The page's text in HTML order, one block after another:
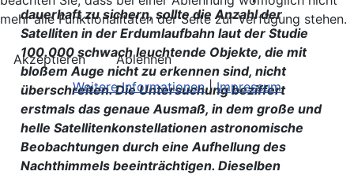
dauerhaft zu sichern, sollte die Anzahl der
Satelliten in der Erdumlaufbahn laut der Studie
100.000 schwach leuchtende Objekte, die mit
bloßem Auge nicht zu erkennen sind, nicht
überschreiten. Die Untersuchung beziffert
erstmals das genaue Ausmaß, in dem große und
helle Satellitenkonstellationen astronomische
Beobachtungen durch eine Aufhellung des
Nachthimmels beeinträchtigen. Dieselben
mehr alle Funktionalitäten der Seite zur Verfügung stehen.
Akzeptieren
Ablehnen
Weitere Informationen|Impressum